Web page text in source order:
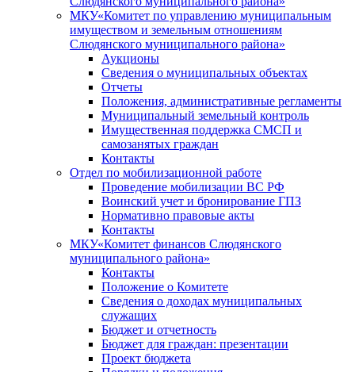
МКУ«Комитет по управлению муниципальным
имуществом и земельным отношениям
Слюдянского муниципального района»
Аукционы
Сведения о муниципальных объектах
Отчеты
Положения, административные регламенты
Муниципальный земельный контроль
Имущественная поддержка СМСП и
самозанятых граждан
Контакты
Отдел по мобилизационной работе
Проведение мобилизации ВС РФ
Воинский учет и бронирование ГПЗ
Нормативно правовые акты
Контакты
МКУ«Комитет финансов Слюдянского
муниципального района»
Контакты
Положение о Комитете
Сведения о доходах муниципальных
служащих
Бюджет и отчетность
Бюджет для граждан: презентации
Проект бюджета